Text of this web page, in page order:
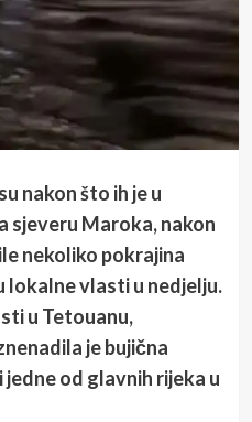
nakon što ih je u
sjeveru Maroka, nakon
nekoliko pokrajina
lokalne vlasti u nedjelju.
u Tetouanu,
je bujična
od glavnih rijeka u